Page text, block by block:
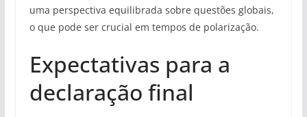
uma perspectiva equilibrada sobre questões globais,
o que pode ser crucial em tempos de polarização.
Expectativas para a
declaração final